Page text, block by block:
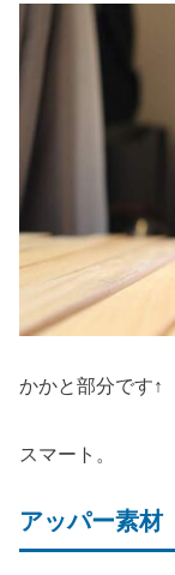
かかと部分です↑
スマート。
アッパー素材